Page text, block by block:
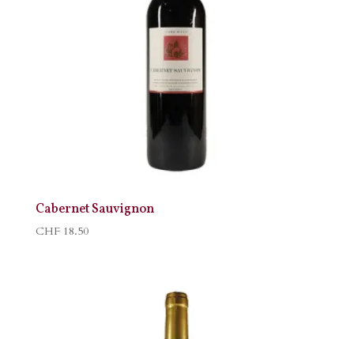
Cabernet Sauvignon
CHF18.50